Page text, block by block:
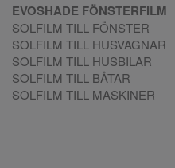
EVOSHADE FÖNSTERFILM
SOLFILM TILL FÖNSTER
SOLFILM TILL HUSVAGNAR
SOLFILM TILL HUSBILAR
SOLFILM TILL BÅTAR
SOLFILM TILL MASKINER